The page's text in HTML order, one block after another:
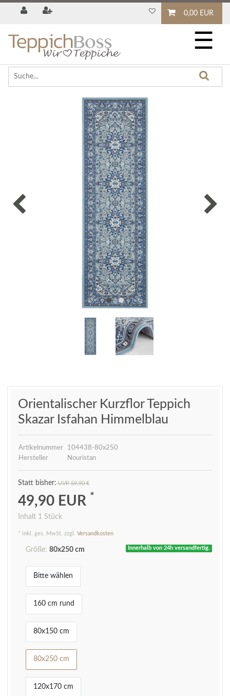
0,00 EUR
☰
Orientalischer Kurzflor Teppich
Skazar Isfahan Himmelblau
Artikelnummer
104438-80x250
Hersteller
Nouristan
UVP 59,90 €
49,90 EUR *
Inhalt 1 Stück
* inkl. ges. MwSt. zzgl. Versandkosten
Innerhalb von 24h versandfertig.
Größe: 80x250 cm
Bitte wählen
160 cm rund
80x150 cm
80x250 cm
120x170 cm